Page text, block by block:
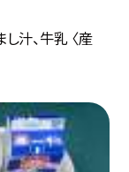
汁、牛乳 〈産